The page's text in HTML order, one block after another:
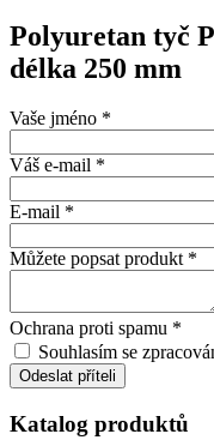
Polyuretan tyč
délka 250 mm
Vaše jméno *
Váš e-mail *
E-mail *
Můžete popsat produkt*
Ochrana proti spamu *
Souhlasím se
Odeslat příteli
Katalog produktů